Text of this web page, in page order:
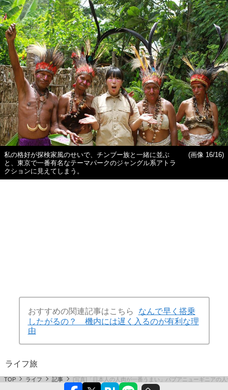
私の格好が探検家風のせいで、チンブー族と一緒に並ぶ
と、東京で一番有名なテーマパークのジャングル系アトラ
クションに見えてしまう。
(画像 16/16)
おすすめの関連記事はこちら
なんで早く搭乗
したがるの？ 機内には遅く入るのが有利な理
由
ライフ旅
TOP ライフ 記事 [写真]「日本人の人肉が一番うまい」パプアニューギニアの